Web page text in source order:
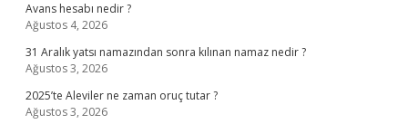
Avans hesabı nedir ?
Ağustos 4, 2026
31 Aralık yatsı namazından sonra kılınan namaz nedir ?
Ağustos 3, 2026
2025’te Aleviler ne zaman oruç tutar ?
Ağustos 3, 2026